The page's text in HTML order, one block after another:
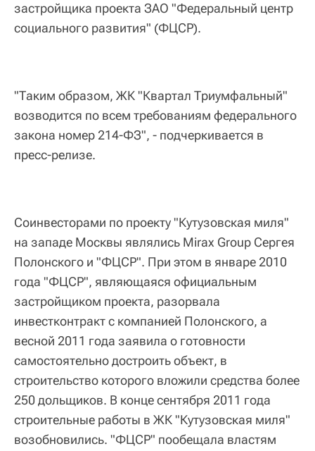
застройщика проекта ЗАО "Федеральный центр
социального развития" (ФЦСР).
"Таким образом, ЖК "Квартал Триумфальный"
возводится по всем требованиям федерального
закона номер 214-ФЗ", - подчеркивается в
пресс-релизе.
Соинвесторами по проекту "Кутузовская миля"
на западе Москвы являлись Mirax Group Сергея
Полонского и "ФЦСР". При этом в январе 2010
года "ФЦСР", являющаяся официальным
застройщиком проекта, разорвала
инвестконтракт с компанией Полонского, а
весной 2011 года заявила о готовности
самостоятельно достроить объект, в
строительство которого вложили средства более
250 дольщиков. В конце сентября 2011 года
строительные работы в ЖК "Кутузовская миля"
возобновились. "ФЦСР" пообещала властям